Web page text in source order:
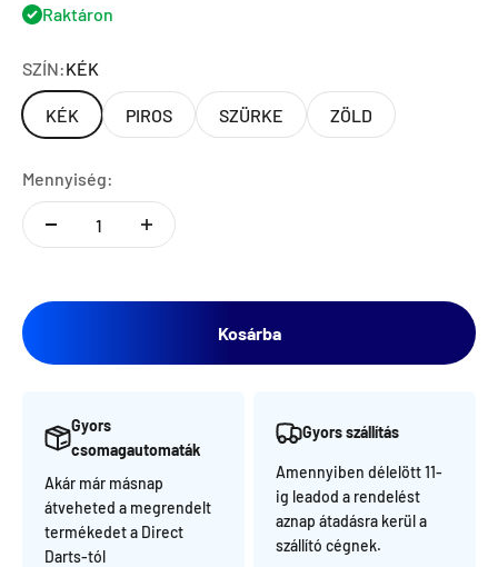
Raktáron
SZÍN:KÉK
KÉK PIROS SZÜRKE ZÖLD
Mennyiség:
Kosárba
Gyors
csomagautomaták
Akár már másnap
átveheted a megrendelt
termékedet a Direct
Darts-tól
Gyors szállítás
Amennyiben délelött 11-
ig leadod a rendelést
aznap átadásra kerül a
szállító cégnek.